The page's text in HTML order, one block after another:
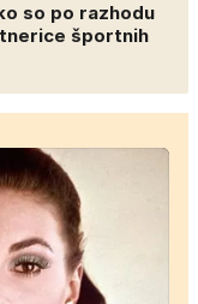
so po razhodu
športnih